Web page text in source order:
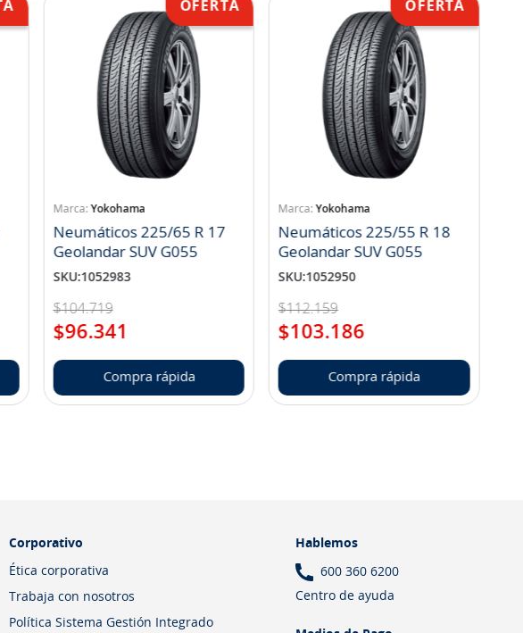
Yokohama
Neumáticos 225/65 R 17
Geolandar SUV G055
SKU:1052983
$104.719
$96.341
Compra rápida
Yokohama
Neumáticos 225/55 R 18
Geolandar SUV G055
SKU:1052950
$112.159
$103.186
Compra rápida
Corporativo
Ética corporativa
Trabaja con nosotros
Política Sistema Gestión Integrado
Hablemos
600 360 6200
Centro de ayuda